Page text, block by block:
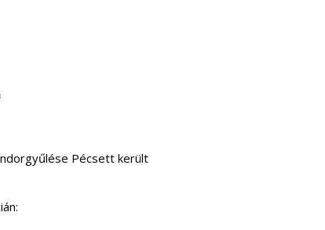
Pécsett került